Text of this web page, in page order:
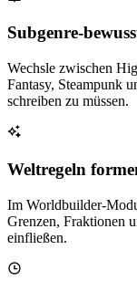
Subgenre-
Wechsle zwischen
Fantasy, Steampunk
schreiben zu müssen.
Weltregeln
Im Worldbuilder-
Grenzen, Fraktionen
einfließen.